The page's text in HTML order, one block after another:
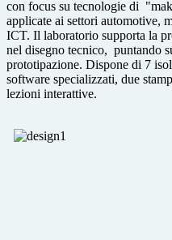
con focus su tecnologie di
applicate ai settori automotive,
ICT. Il laboratorio supporta la
nel disegno tecnico, puntando
prototipazione. Dispone di 7
software specializzati, due
lezioni interattive.